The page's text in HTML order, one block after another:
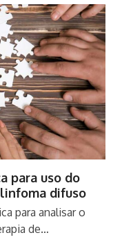
para uso do
difuso
para analisar o
de…